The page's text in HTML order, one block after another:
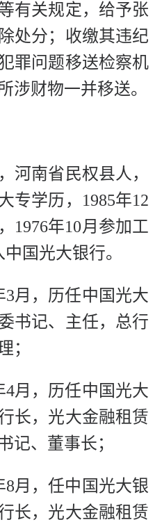
有关规定，给予张
处分；收缴其违纪
罪问题移送检察机
涉财物一并移送。
河南省民权县人，
专学历，1985年12
1976年10月参加工
国光大银行。
3月，历任中国光大
书记、主任，总行
；
4月，历任中国光大
长，光大金融租赁
记、董事长；
8月，任中国光大银
长，光大金融租赁